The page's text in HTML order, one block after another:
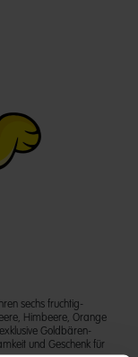
sechs fruchtig-
Himbeere, Orange
Goldbären-
und Geschenk für